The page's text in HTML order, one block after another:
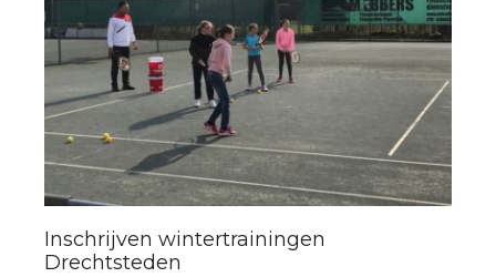
Inschrijven wintertrainingen
Drechtsteden